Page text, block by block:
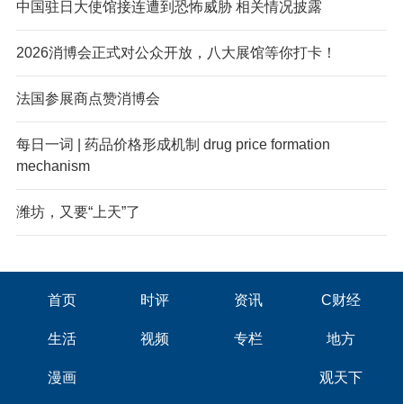
中国驻日大使馆接连遭到恐怖威胁 相关情况披露
2026消博会正式对公众开放，八大展馆等你打卡！
法国参展商点赞消博会
每日一词 | 药品价格形成机制 drug price formation
mechanism
潍坊，又要“上天”了
首页 时评 资讯 C财经
生活 视频 专栏 地方
漫画 观天下